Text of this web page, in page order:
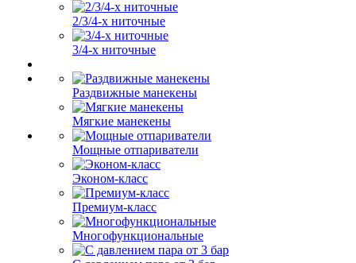
2/3/4-х ниточные
3/4-х ниточные
Раздвижные манекены
Мягкие манекены
Мощные отпариватели
Эконом-класс
Премиум-класс
Многофункциональные